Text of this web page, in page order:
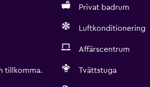
Privat badrum
Luftkonditionering
Affärscentrum
tillkomma. Tvättstuga